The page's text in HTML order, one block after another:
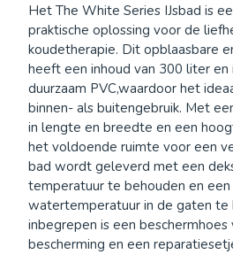
Het The White Series IJsbad is
praktische oplossing voor de
koudetherapie. Dit opblaasbare
heeft een inhoud van 300 liter en
duurzaam PVC,waardoor het
binnen- als buitengebruik. Met
in lengte en breedte en een
het voldoende ruimte voor een
bad wordt geleverd met een
temperatuur te behouden en
watertemperatuur in de gaten te
inbegrepen is een
bescherming en een